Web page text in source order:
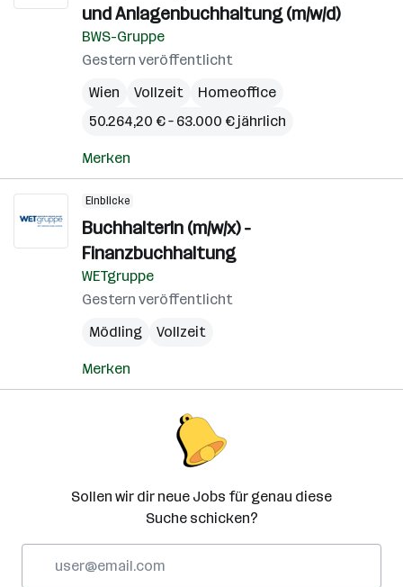
und Anlagenbuchhaltung (m/w/d)
BWS-Gruppe
Gestern veröffentlicht
Wien
Vollzeit
Homeoffice
50.264,20 € – 63.000 € jährlich
Merken
Einblicke
BuchhalterIn (m/w/x) -
Finanzbuchhaltung
WETgruppe
Gestern veröffentlicht
Mödling
Vollzeit
Merken
Sollen wir dir neue Jobs für genau diese
Suche schicken?